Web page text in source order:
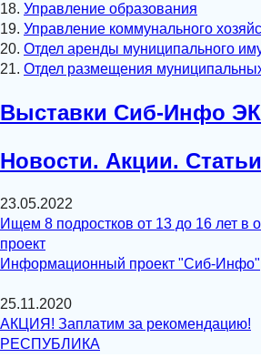
18. Управление образования
19. Управление коммунального
20. Отдел аренды муниципального
21. Отдел размещения
Выставки Сиб-Инфо
Новости. Акции. Статьи
23.05.2022
Ищем 8 подростков от 13 до 16 лет в
проект
Информационный проект "Сиб-Инфо"
25.11.2020
АКЦИЯ! Заплатим за рекомендацию!
РЕСПУБЛИКА